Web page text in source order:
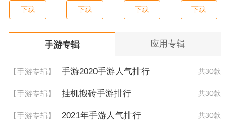
下载 下载 下载 下载
手游专辑 应用专辑
【手游专辑】 手游2020手游人气排行 共30款
【手游专辑】 挂机搬砖手游排行 共30款
【手游专辑】 2021年手游人气排行 共30款